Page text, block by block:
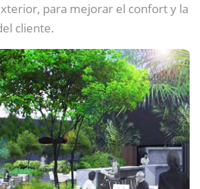
para mejorar el confort y la
cliente.